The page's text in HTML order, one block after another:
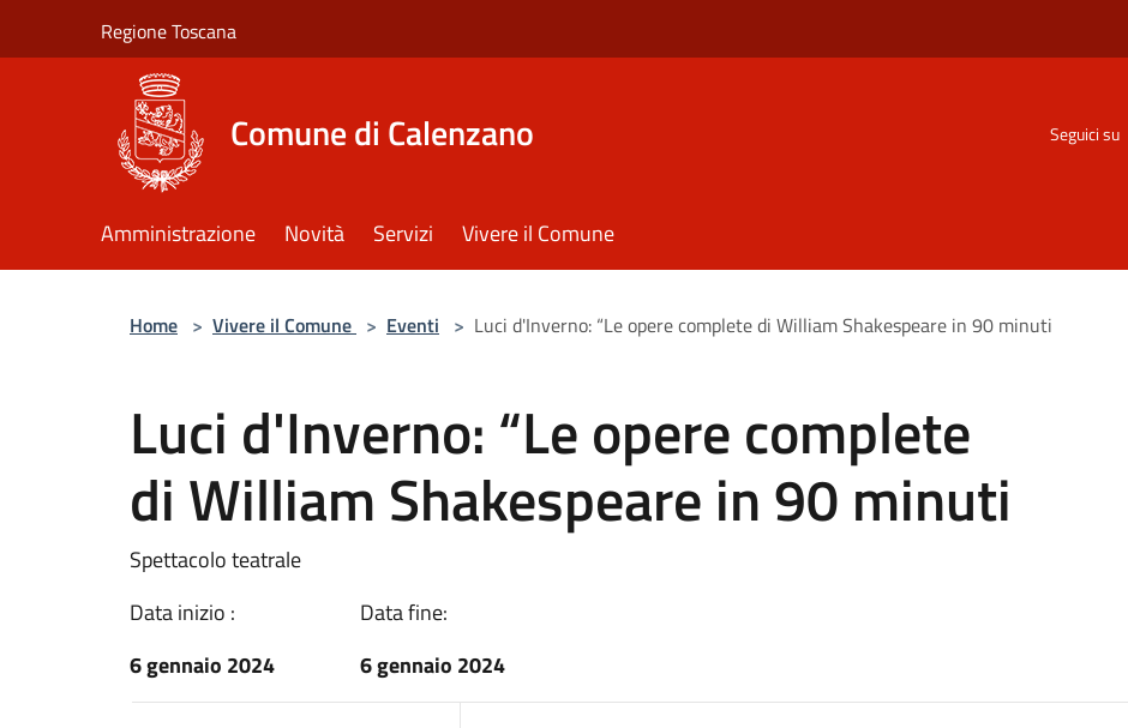
Regione Toscana
Comune di Calenzano Seguici su
Amministrazione Novità Servizi Vivere il Comune
Home > Vivere il Comune > Eventi > Luci d'Inverno: “Le opere complete di William Shakespeare in 90 minuti
Luci d'Inverno: “Le opere complete
di William Shakespeare in 90 minuti
Spettacolo teatrale
Data inizio :
6 gennaio 2024
Data fine:
6 gennaio 2024